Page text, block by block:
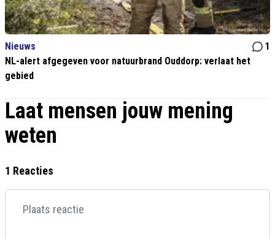
Nieuws
1
NL-alert afgegeven voor natuurbrand Ouddorp: verlaat het
gebied
Laat mensen jouw mening
weten
1 Reacties